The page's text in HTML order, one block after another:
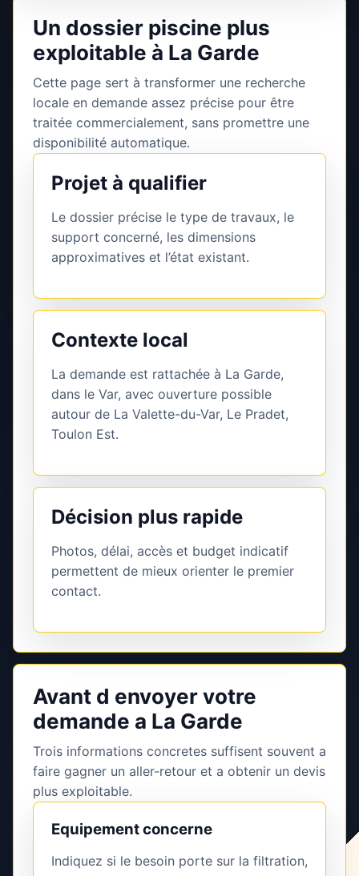
Un dossier piscine plus
exploitable à La Garde
Cette page sert à transformer une recherche
locale en demande assez précise pour être
traitée commercialement, sans promettre une
disponibilité automatique.
Projet à qualifier
Le dossier précise le type de travaux, le
support concerné, les dimensions
approximatives et l’état existant.
Contexte local
La demande est rattachée à La Garde,
dans le Var, avec ouverture possible
autour de La Valette-du-Var, Le Pradet,
Toulon Est.
Décision plus rapide
Photos, délai, accès et budget indicatif
permettent de mieux orienter le premier
contact.
Avant d envoyer votre
demande a La Garde
Trois informations concretes suffisent souvent a
faire gagner un aller-retour et a obtenir un devis
plus exploitable.
Equipement concerne
Indiquez si le besoin porte sur la filtration,